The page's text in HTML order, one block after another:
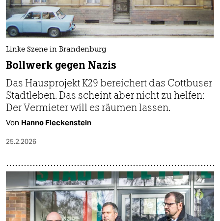
Linke Szene in Brandenburg
Bollwerk gegen Nazis
Das Hausprojekt K29 bereichert das Cottbuser
Stadtleben. Das scheint aber nicht zu helfen:
Der Vermieter will es räumen lassen.
Von Hanno Fleckenstein
25.2.2026